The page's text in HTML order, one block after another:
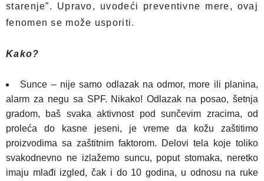
starenje”. Upravo, uvodeći preventivne mere, ovaj
fenomen se može usporiti.
Kako?
Sunce – nije samo odlazak na odmor, more ili planina,
alarm za negu sa SPF. Nikako! Odlazak na posao, šetnja
gradom, baš svaka aktivnost pod sunčevim zracima, od
proleća do kasne jeseni, je vreme da kožu zaštitimo
proizvodima sa zaštitnim faktorom. Delovi tela koje toliko
svakodnevno ne izlažemo suncu, poput stomaka, neretko
imaju mlađi izgled, čak i do 10 godina, u odnosu na ruke